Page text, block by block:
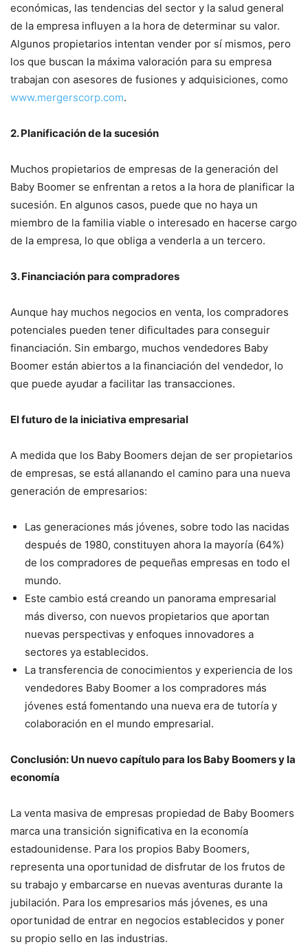
económicas, las tendencias del sector y la salud general
de la empresa influyen a la hora de determinar su valor.
Algunos propietarios intentan vender por sí mismos, pero
los que buscan la máxima valoración para su empresa
trabajan con asesores de fusiones y adquisiciones, como
www.mergerscorp.com.
2. Planificación de la sucesión
Muchos propietarios de empresas de la generación del
Baby Boomer se enfrentan a retos a la hora de planificar la
sucesión. En algunos casos, puede que no haya un
miembro de la familia viable o interesado en hacerse cargo
de la empresa, lo que obliga a venderla a un tercero.
3. Financiación para compradores
Aunque hay muchos negocios en venta, los compradores
potenciales pueden tener dificultades para conseguir
financiación. Sin embargo, muchos vendedores Baby
Boomer están abiertos a la financiación del vendedor, lo
que puede ayudar a facilitar las transacciones.
El futuro de la iniciativa empresarial
A medida que los Baby Boomers dejan de ser propietarios
de empresas, se está allanando el camino para una nueva
generación de empresarios:
Las generaciones más jóvenes, sobre todo las nacidas
después de 1980, constituyen ahora la mayoría (64%)
de los compradores de pequeñas empresas en todo el
mundo.
Este cambio está creando un panorama empresarial
más diverso, con nuevos propietarios que aportan
nuevas perspectivas y enfoques innovadores a
sectores ya establecidos.
La transferencia de conocimientos y experiencia de los
vendedores Baby Boomer a los compradores más
jóvenes está fomentando una nueva era de tutoría y
colaboración en el mundo empresarial.
Conclusión: Un nuevo capítulo para los Baby Boomers y la
economía
La venta masiva de empresas propiedad de Baby Boomers
marca una transición significativa en la economía
estadounidense. Para los propios Baby Boomers,
representa una oportunidad de disfrutar de los frutos de
su trabajo y embarcarse en nuevas aventuras durante la
jubilación. Para los empresarios más jóvenes, es una
oportunidad de entrar en negocios establecidos y poner
su propio sello en las industrias.